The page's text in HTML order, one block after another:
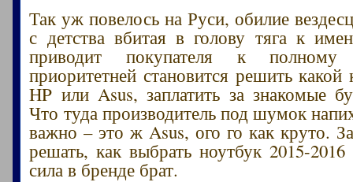
Так уж повелось на Руси, обилие
с детства вбитая в голову тяга к
приводит покупателя к
приоритетней становится решить какой
HP или Asus, заплатить за знакомые
Что туда производитель под шумок
важно – это ж Asus, ого го как круто.
решать, как выбрать ноутбук 2015-
сила в бренде брат.